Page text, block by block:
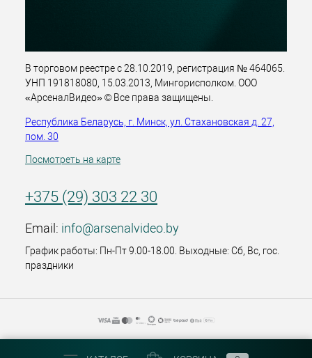
В торговом реестре с 28.10.2019, регистрация № 464065.
УНП 191818080, 15.03.2013, Мингорисполком. ООО
«АрсеналВидео» © Все права защищены.
Республика Беларусь, г. Минск, ул. Стахановская д. 27,
пом. 30
Посмотреть на карте
+375 (29) 303 22 30
Email: info@arsenalvideo.by
График работы: Пн-Пт 9.00-18.00. Выходные: Сб, Вс, гос.
праздники